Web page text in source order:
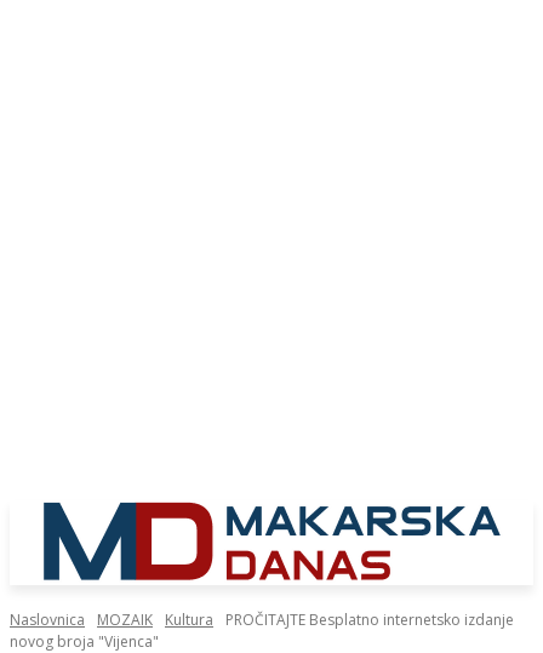
Naslovnica MOZAIK Kultura
PROČITAJTE Besplatno internetsko izdanje
novog broja "Vijenca"